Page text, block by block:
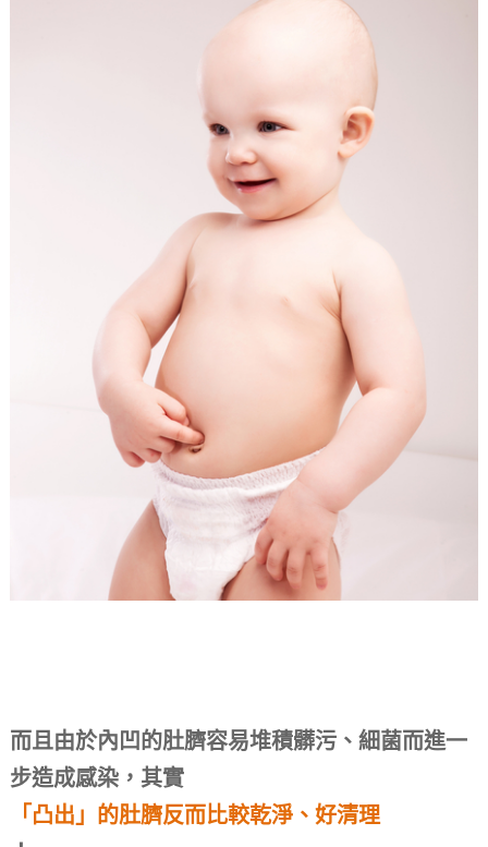
而且由於內凹的肚臍容易堆積髒污、細菌而進一
步造成感染，其實
「凸出」的肚臍反而比較乾淨、好清理